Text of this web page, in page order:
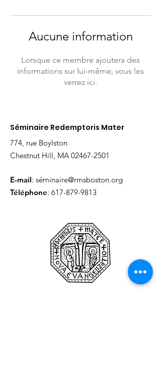
Aucune information
Lorsque ce membre ajoutera des
informations sur lui-même, vous les
verrez ici.
Séminaire Redemptoris Mater
774, rue Boylston
Chestnut Hill, MA 02467-2501
E-mail: séminaire@rmsboston.org
Téléphone: 617-879-9813